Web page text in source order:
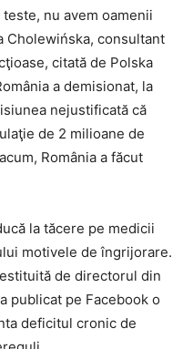
teste, nu avem oamenii
Cholewińska, consultant
citată de Polska
a demisionat, la
nejustificată că
de 2 milioane de
România a făcut
la tăcere pe medicii
motivele de îngrijorare.
de directorul din
publicat pe Facebook o
deficitul cronic de